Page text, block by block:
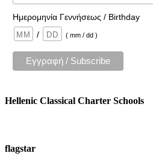
Ημερομηνία Γεννήσεως / Birthday
/
( mm / dd )
Hellenic Classical Charter Schools
flagstar